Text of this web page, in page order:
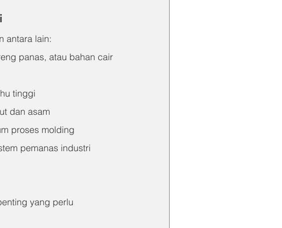
antara lain:
panas, atau bahan cair
tinggi
dan asam
proses molding
pemanas industri
yang perlu